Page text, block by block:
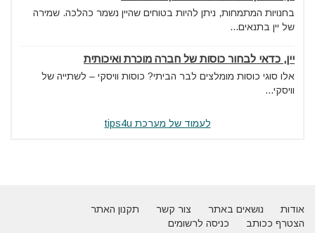
בחנויות המתמחות, ניתן להיות בטוחים שהיין נשמר כהלכה. שמירה
של יין בתנאים...
יין, כדאי לבחור כוסות של חברה מוכרת ואיכותית
אלו סוגי כוסות מומלצים לבר הביתי? כוסות וויסקי – לשתייה של
וויסקי...
לעמוד של מערכת tips4u
אודות נושאים באתר צור קשר
תקנון האתר
הצטרף ככותב
כניסה לרשומים